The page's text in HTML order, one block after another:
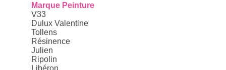
Marque Peinture
V33
Dulux Valentine
Tollens
Résinence
Julien
Ripolin
Libéron